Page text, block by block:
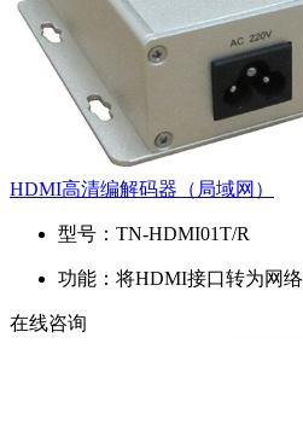
HDMI高清编解码器（局域网）
型号： TN-HDMI01T/R
功能： 将HDMI接口转为网
在线咨询